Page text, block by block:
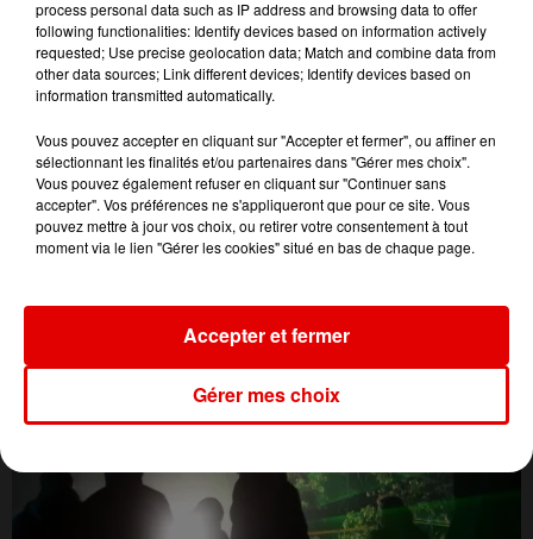
process personal data such as IP address and browsing data to offer
following functionalities: Identify devices based on information actively
requested; Use precise geolocation data; Match and combine data from
other data sources; Link different devices; Identify devices based on
information transmitted automatically.
Vous pouvez accepter en cliquant sur "Accepter et fermer", ou affiner en
sélectionnant les finalités et/ou partenaires dans "Gérer mes choix".
Vous pouvez également refuser en cliquant sur "Continuer sans
accepter". Vos préférences ne s'appliqueront que pour ce site. Vous
pouvez mettre à jour vos choix, ou retirer votre consentement à tout
moment via le lien "Gérer les cookies" situé en bas de chaque page.
Gérer mes choix
Accepter et fermer